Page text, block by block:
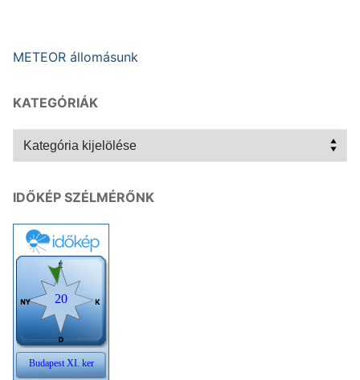
METEOR állomásunk
KATEGÓRIÁK
Kategóriák
IDŐKÉP SZÉLMÉRŐNK